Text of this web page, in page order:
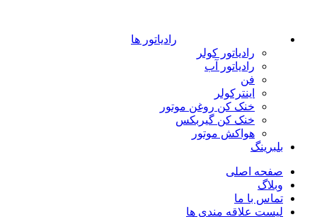
رادیاتور ها
رادیاتور کولر
رادیاتور آب
فن
اینترکولر
خنک کن روغن موتور
خنک کن گیربکس
هواکش موتور
بلبرینگ
صفحه اصلی
وبلاگ
تماس با ما
لیست علاقه مندی ها